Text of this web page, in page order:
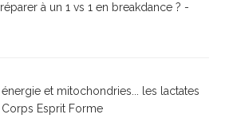
à un 1 vs 1 en breakdance ? -
et mitochondries... les lactates
Esprit Forme